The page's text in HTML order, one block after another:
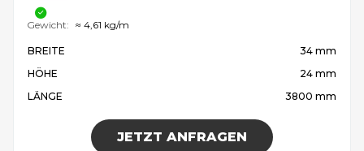
BREITE
34 mm
HÖHE
24 mm
LÄNGE
3800 mm
JETZT ANFRAGEN
Gewicht: ≈ 4,61 kg/m